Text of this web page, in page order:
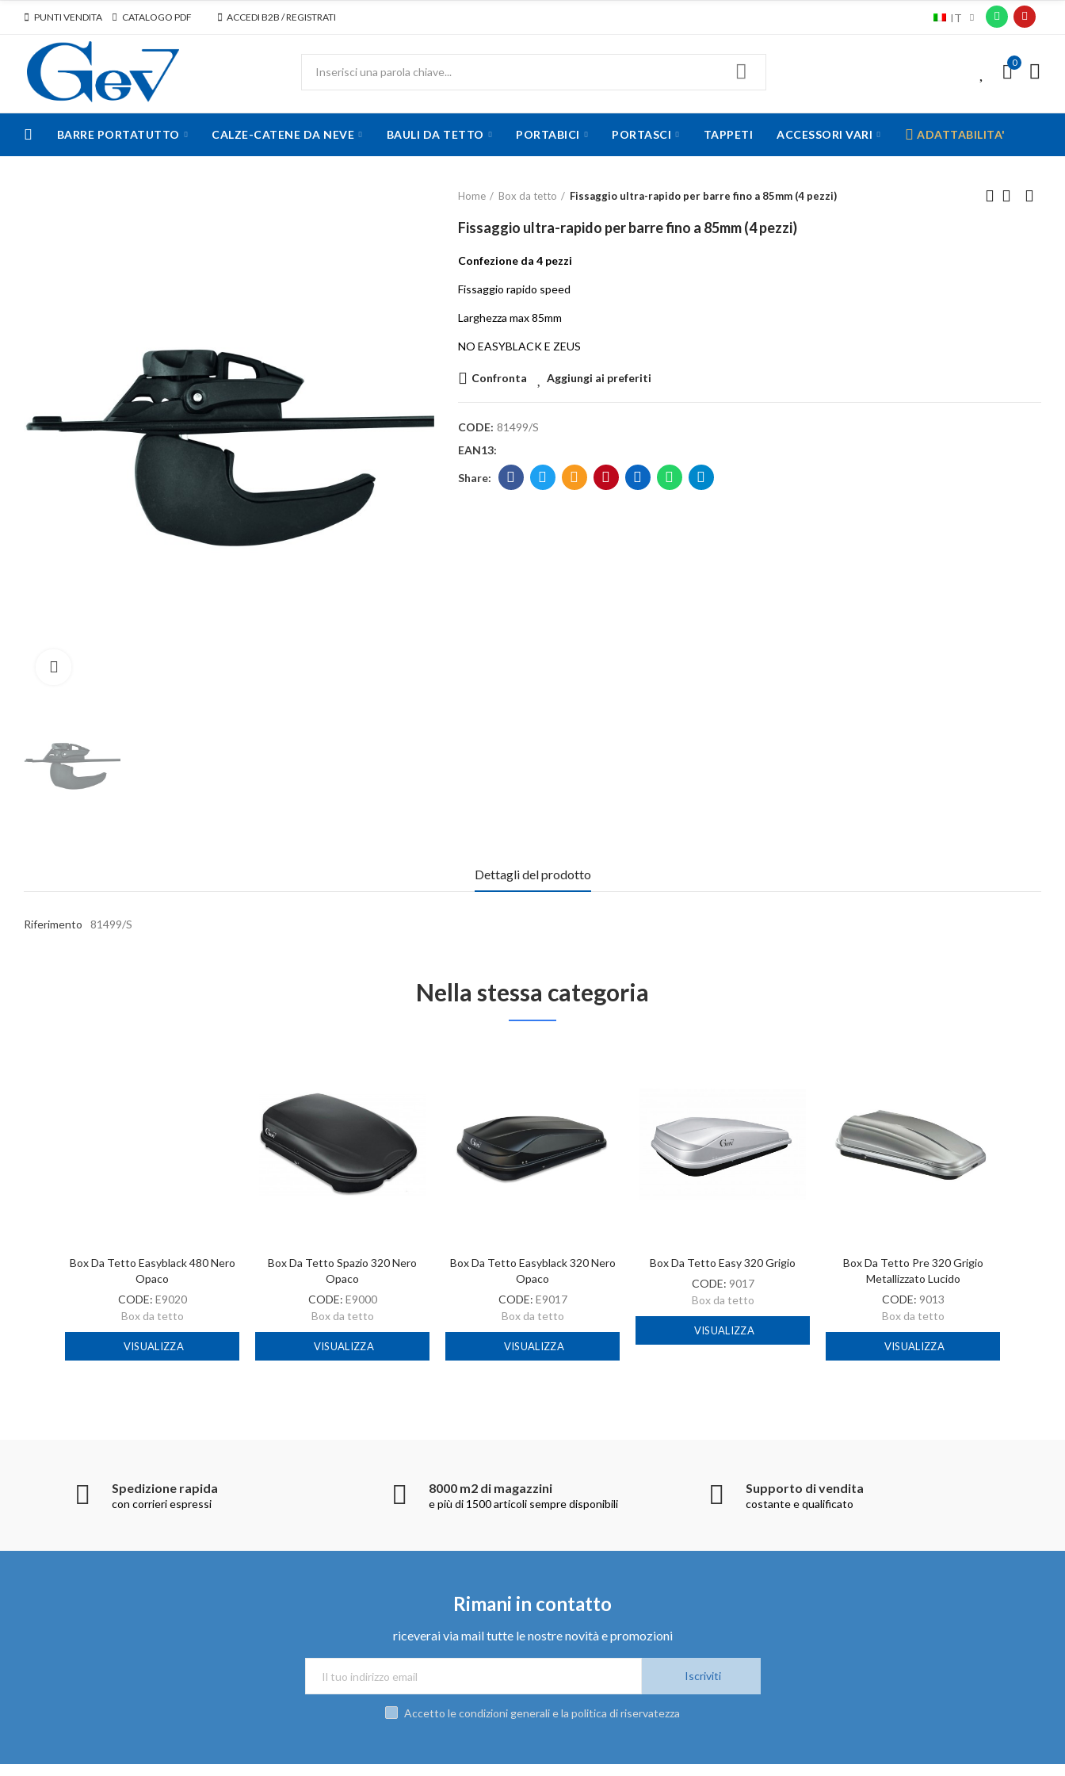
PUNTI VENDITA CATALOGO PDF ACCEDI B2B / REGISTRATI IT
0
BARRE PORTATUTTO CALZE-CATENE DA NEVE BAULI DA TETTO PORTABICI PORTASCI TAPPETI ACCESSORI VARI ADATTABILITA'
Home Box da tetto Fissaggio ultra-rapido per barre fino a 85mm (4 pezzi)
Fissaggio ultra-rapido per barre fino a 85mm (4 pezzi)
Confezione da 4 pezzi
Fissaggio rapido speed
Larghezza max 85mm
NO EASYBLACK E ZEUS
Confronta Aggiungi ai preferiti
CODE: 81499/S
EAN13:
Dettagli del prodotto
Riferimento 81499/S
Nella stessa categoria
Box Da Tetto Easyblack 480 Nero
Opaco
CODE: E9020
Box da tetto
VISUALIZZA
Box Da Tetto Spazio 320 Nero
Opaco
CODE: E9000
Box da tetto
VISUALIZZA
Box Da Tetto Easyblack 320 Nero
Opaco
CODE: E9017
Box da tetto
VISUALIZZA
Box Da Tetto Easy 320 Grigio
CODE: 9017
Box da tetto
VISUALIZZA
Box Da Tetto Pre 320 Grigio
Metallizzato Lucido
CODE: 9013
Box da tetto
VISUALIZZA
Spedizione rapida
con corrieri espressi
8000 m2 di magazzini
e più di 1500 articoli sempre disponibili
Supporto di vendita
costante e qualificato
Rimani in contatto
riceverai via mail tutte le nostre novità e promozioni
Iscriviti
Accetto le condizioni generali e la politica di riservatezza